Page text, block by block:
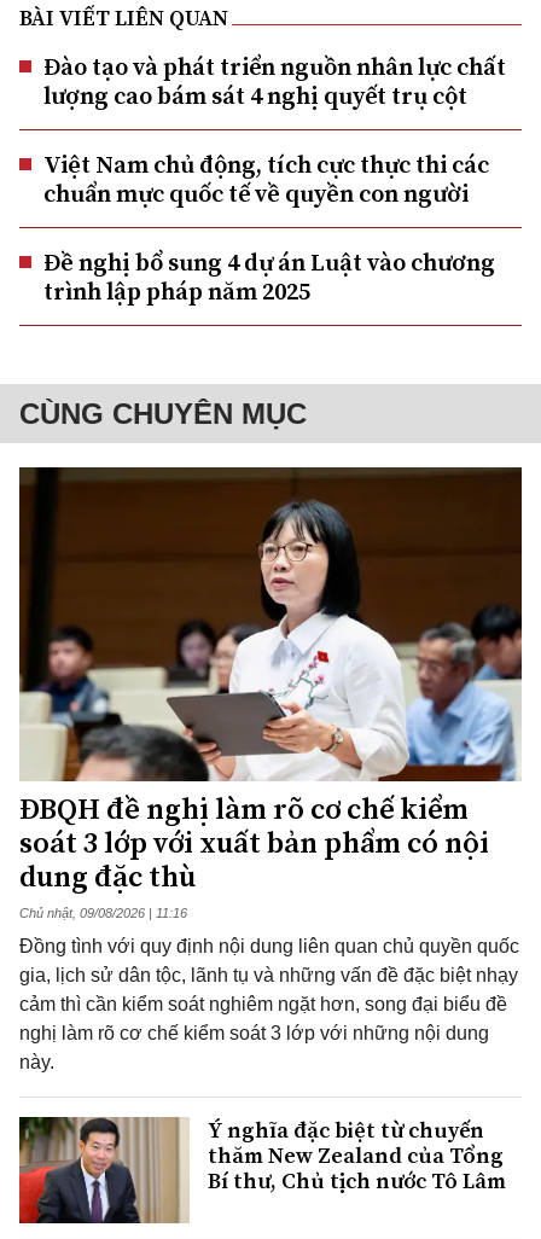
BÀI VIẾT LIÊN QUAN
Đào tạo và phát triển nguồn nhân lực chất
lượng cao bám sát 4 nghị quyết trụ cột
Việt Nam chủ động, tích cực thực thi các
chuẩn mực quốc tế về quyền con người
Đề nghị bổ sung 4 dự án Luật vào chương
trình lập pháp năm 2025
CÙNG CHUYÊN MỤC
ĐBQH đề nghị làm rõ cơ chế kiểm
soát 3 lớp với xuất bản phẩm có nội
dung đặc thù
Chủ nhật, 09/08/2026 | 11:16
Đồng tình với quy định nội dung liên quan chủ quyền quốc
gia, lịch sử dân tộc, lãnh tụ và những vấn đề đặc biệt nhạy
cảm thì cần kiểm soát nghiêm ngặt hơn, song đại biểu đề
nghị làm rõ cơ chế kiểm soát 3 lớp với những nội dung
này.
Ý nghĩa đặc biệt từ chuyến
thăm New Zealand của Tổng
Bí thư, Chủ tịch nước Tô Lâm